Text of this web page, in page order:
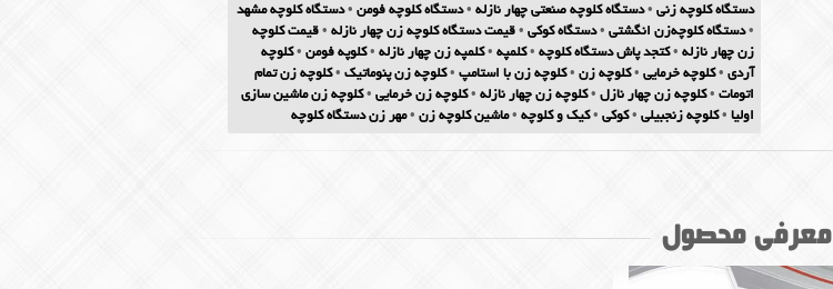
دستگاه کلوچه زنی •دستگاه کلوچه صنعتی چهار نازله •دستگاه کلوچه فومن •دستگاه کلوچه مشهد
•دستگاه کلوچه‌زن انگشتی •دستگاه کوکی •قیمت دستگاه کلوچه زن چهار نازله •قیمت کلوچه
زن چهار نازله •کتجد پاش دستگاه کلوچه •کلمپه •کلمپه زن چهار نازله •کلوپه فومن •کلوچه
آردی •کلوچه خرمایی •کلوچه زن •کلوچه زن با استامپ •کلوچه زن پنوماتیک •کلوچه زن تمام
اتومات •کلوچه زن چهار نازل •کلوچه زن چهار نازله •کلوچه زن خرمایی •کلوچه زن ماشین سازی
اولیا •کلوچه زنجبیلی •کوکی •کیک و کلوچه •ماشین کلوچه زن •مهر زن دستگاه کلوچه
معرفی محصول